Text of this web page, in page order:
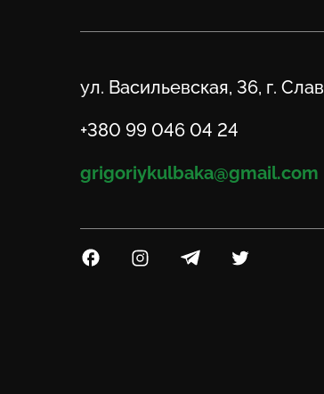
Адрес
ул. Васильевская, 36, г.
Телефон
+380 99 046 04 24
Email
grigoriykulbaka@gmail.com
Посилання на Facebook
Посилання на Instagram
Посилання на Telegram
Посилання на